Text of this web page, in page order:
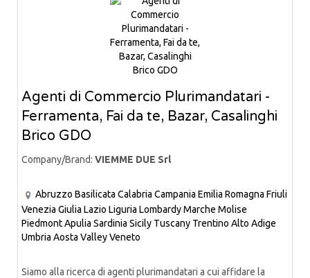
Agenti di Commercio Plurimandatari -
Ferramenta, Fai da te, Bazar, Casalinghi
Brico GDO
Company/Brand: VIEMME DUE Srl
Abruzzo Basilicata Calabria Campania Emilia Romagna Friuli
Venezia Giulia Lazio Liguria LombardyMarche Molise
PiedmontApulia Sardinia Sicily Tuscany Trentino Alto Adige
Umbria Aosta ValleyVeneto
Siamo alla ricerca di agenti plurimandatari a cui affidare la